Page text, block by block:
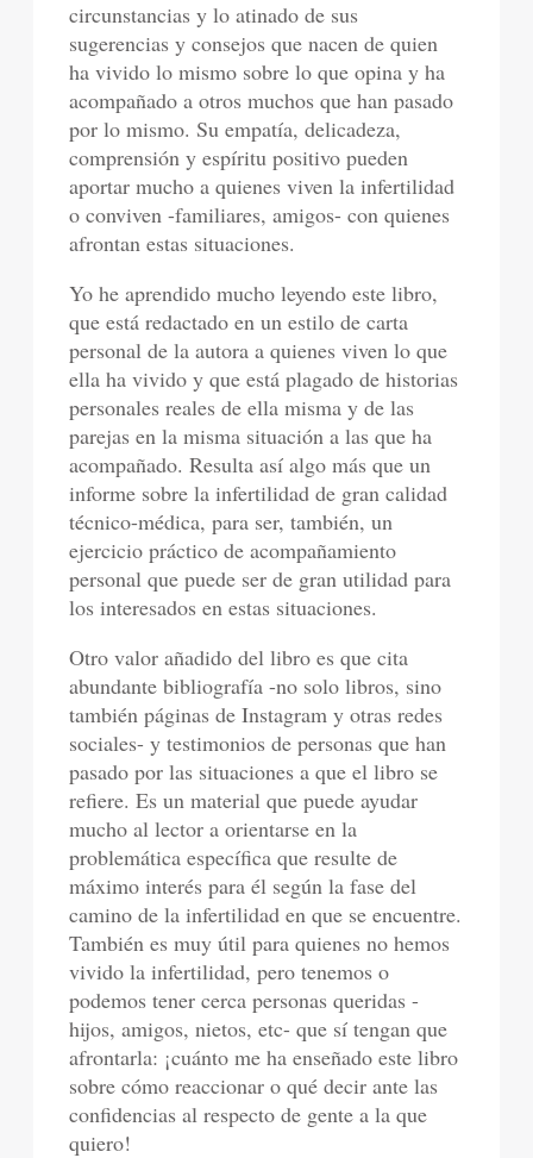
circunstancias y lo atinado de sus
sugerencias y consejos que nacen de quien
ha vivido lo mismo sobre lo que opina y ha
acompañado a otros muchos que han pasado
por lo mismo. Su empatía, delicadeza,
comprensión y espíritu positivo pueden
aportar mucho a quienes viven la infertilidad
o conviven -familiares, amigos- con quienes
afrontan estas situaciones.
Yo he aprendido mucho leyendo este libro,
que está redactado en un estilo de carta
personal de la autora a quienes viven lo que
ella ha vivido y que está plagado de historias
personales reales de ella misma y de las
parejas en la misma situación a las que ha
acompañado. Resulta así algo más que un
informe sobre la infertilidad de gran calidad
técnico-médica, para ser, también, un
ejercicio práctico de acompañamiento
personal que puede ser de gran utilidad para
los interesados en estas situaciones.
Otro valor añadido del libro es que cita
abundante bibliografía -no solo libros, sino
también páginas de Instagram y otras redes
sociales- y testimonios de personas que han
pasado por las situaciones a que el libro se
refiere. Es un material que puede ayudar
mucho al lector a orientarse en la
problemática específica que resulte de
máximo interés para él según la fase del
camino de la infertilidad en que se encuentre.
También es muy útil para quienes no hemos
vivido la infertilidad, pero tenemos o
podemos tener cerca personas queridas -
hijos, amigos, nietos, etc- que sí tengan que
afrontarla: ¡cuánto me ha enseñado este libro
sobre cómo reaccionar o qué decir ante las
confidencias al respecto de gente a la que
quiero!